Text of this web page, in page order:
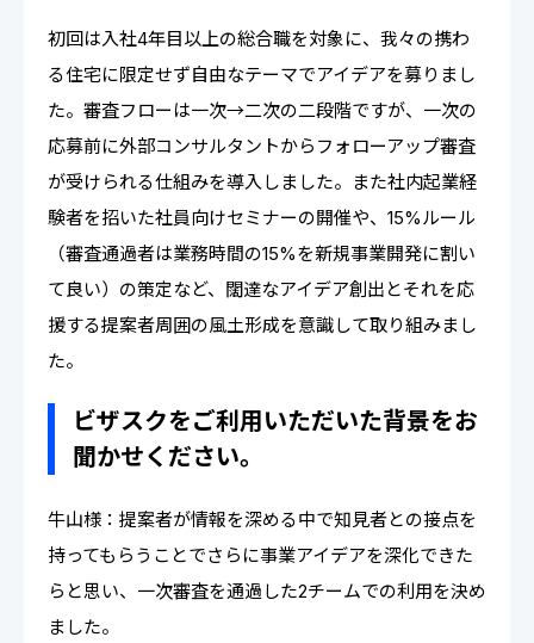
初回は入社4年目以上の総合職を対象に、我々の携わ
る住宅に限定せず自由なテーマでアイデアを募りまし
た。審査フローは一次→二次の二段階ですが、一次の
応募前に外部コンサルタントからフォローアップ審査
が受けられる仕組みを導入しました。また社内起業経
験者を招いた社員向けセミナーの開催や、15%ルール
（審査通過者は業務時間の15%を新規事業開発に割い
て良い）の策定など、闊達なアイデア創出とそれを応
援する提案者周囲の風土形成を意識して取り組みまし
た。
ビザスクをご利用いただいた背景をお
聞かせください。
牛山様：提案者が情報を深める中で知見者との接点を
持ってもらうことでさらに事業アイデアを深化できた
らと思い、一次審査を通過した2チームでの利用を決め
ました。